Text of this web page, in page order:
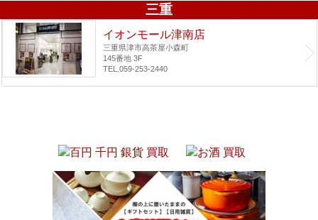
三重
イオンモール津南店
三重県津市高茶屋小森町
145番地 3F
TEL.059-253-2440